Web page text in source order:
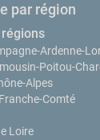
par région
Ardenne-
Poitou-
Alpes
Comté
Loire